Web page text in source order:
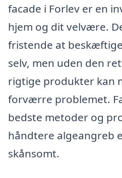
facade i Forlev er en
hjem og dit velvære.
fristende at
selv, men uden den
rigtige produkter kan
forværre problemet.
bedste metoder og
håndtere algeangreb
skånsomt.